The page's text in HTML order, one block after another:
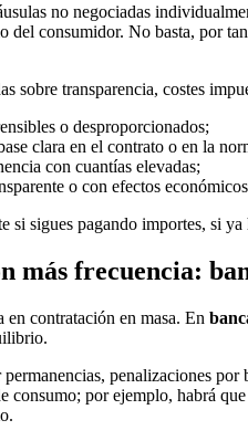
no negociadas
del consumidor. No basta, por
sobre transparencia, costes
o desproporcionados;
clara en el contrato o en la
con cuantías elevadas;
o con efectos
sigues pagando importes, si
más frecuencia:
en contratación en masa. En
penalizaciones
consumo; por ejemplo, habrá